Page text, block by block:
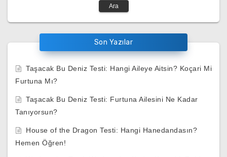
Son Yazılar
Taşacak Bu Deniz Testi: Hangi Aileye Aitsin? Koçari Mi
Furtuna Mı?
Taşacak Bu Deniz Testi: Furtuna Ailesini Ne Kadar
Tanıyorsun?
House of the Dragon Testi: Hangi Hanedandasın?
Hemen Öğren!